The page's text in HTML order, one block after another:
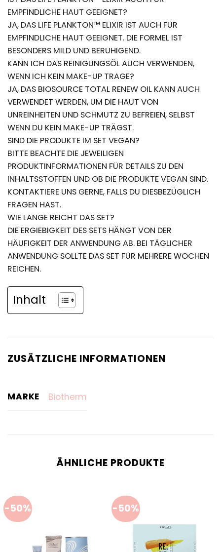
EMPFINDLICHE HAUT GEEIGNET?
JA, DAS LIFE PLANKTON™ ELIXIR IST AUCH FÜR
EMPFINDLICHE HAUT GEEIGNET. DIE FORMEL IST
BESONDERS MILD UND BERUHIGEND.
KANN ICH DAS REINIGUNGSÖL AUCH VERWENDEN,
WENN ICH KEIN MAKE-UP TRAGE?
JA, DAS BIOSOURCE TOTAL RENEW OIL KANN AUCH
VERWENDET WERDEN, UM DIE HAUT VON
UNREINHEITEN UND SCHMUTZ ZU BEFREIEN, SELBST
WENN DU KEIN MAKE-UP TRÄGST.
SIND DIE PRODUKTE IM SET VEGAN?
BITTE BEACHTE DIE JEWEILIGEN
PRODUKTINFORMATIONEN FÜR DETAILS ZU DEN
INHALTSSTOFFEN UND OB DIE PRODUKTE VEGAN SIND.
KONTAKTIERE UNS GERNE, FALLS DU DIESBEZÜGLICH
FRAGEN HAST.
WIE LANGE REICHT DAS SET?
DIE ERGIEBIGKEIT DES SETS HÄNGT VON DER
HÄUFIGKEIT DER ANWENDUNG AB. BEI TÄGLICHER
ANWENDUNG SOLLTE DAS SET FÜR MEHRERE WOCHEN
REICHEN.
Inhalt
ZUSÄTZLICHE INFORMATIONEN
MARKE Biotherm
ÄHNLICHE PRODUKTE
-50% -50%